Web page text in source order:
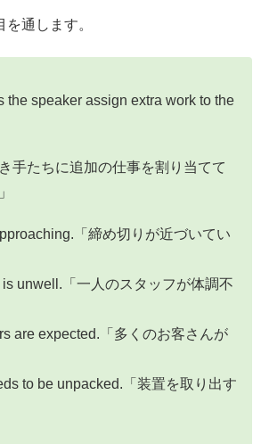
通します。
speaker assign extra work to the
手たちに追加の仕事を割り当てて
「締め切りが近づいてい
is unwell.「一人のスタッフが体調不
are expected.「多くのお客さんが
to be unpacked.「装置を取り出す